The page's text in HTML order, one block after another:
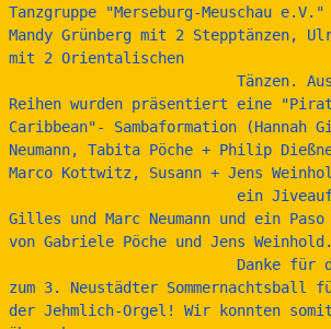
Tanzgruppe "Merseburg-Meuschau
Mandy Grünberg mit 2 Stepptänzen,
mit 2 Orientalischen
Reihen wurden präsentiert eine
Caribbean"- Sambaformation (Hannah
Neumann, Tabita Pöche + Philip
Marco Kottwitz, Susann + Jens
Gilles und Marc Neumann und ein
von Gabriele Pöche und Jens Weinhold.
zum 3. Neustädter Sommernachtsball
der Jehmlich-Orgel! Wir konnten somit